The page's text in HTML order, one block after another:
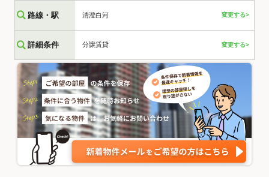
路線・駅 清澄白河 変更する>
詳細条件 分譲賃貸 変更する>